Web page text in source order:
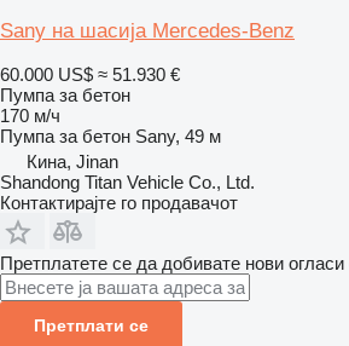
Sany на шасија Mercedes-Benz
60.000 US$ ≈ 51.930 €
Пумпа за бетон
170 м/ч
Пумпа за бетон Sany, 49 м
Кина, Jinan
Shandong Titan Vehicle Co., Ltd.
Контактирајте го продавачот
Претплатете се да добивате нови огласи
Претплати се